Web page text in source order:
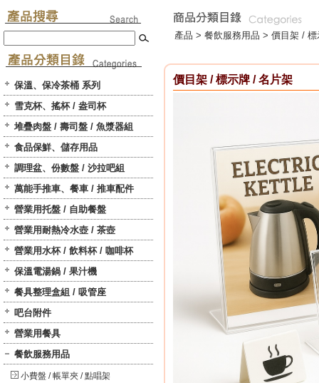
保溫、保冷茶桶 系列
雪克杯、搖杯 / 盎司杯
堆疊肉盤 / 壽司盤 / 魚漿器組
食品保鮮、儲存用品
調理盆、份數盤 / 沙拉吧組
萬能手推車、餐車 / 推車配件
營業用托盤 / 自助餐盤
營業用耐熱冷水壺 / 茶壺
營業用水杯 / 飲料杯 / 咖啡杯
保溫電湯鍋 / 果汁機
餐具整理盒組 / 吸管座
吧台附件
營業用餐具
餐飲服務用品
小費盤 / 帳單夾 / 點唱架
產品 > 餐飲服務用品 > 價目架 /
價目架 / 標示牌 / 名片架